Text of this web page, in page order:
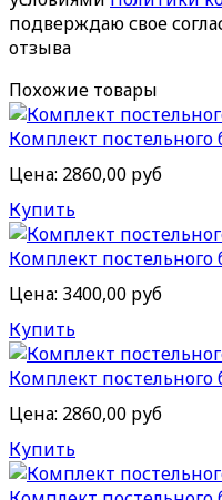
подверждаю свое
отзыва
Похожие товары
Комплект
Цена: 2860,00 руб
Купить
Комплект постельного
Цена: 3400,00 руб
Купить
Комплект
Цена: 2860,00 руб
Купить